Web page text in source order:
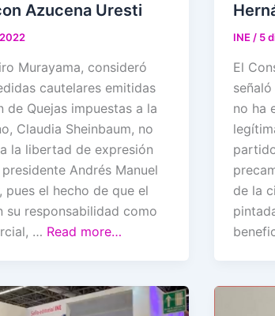
Azucena Uresti
Murayama, consideró
cautelares emitidas
de Quejas impuestas a la
Claudia Sheinbaum, no
la libertad de expresión
Andrés Manuel
pues el hecho de que el
su responsabilidad como
… Read more…
INE / 5
El
no ha
de la